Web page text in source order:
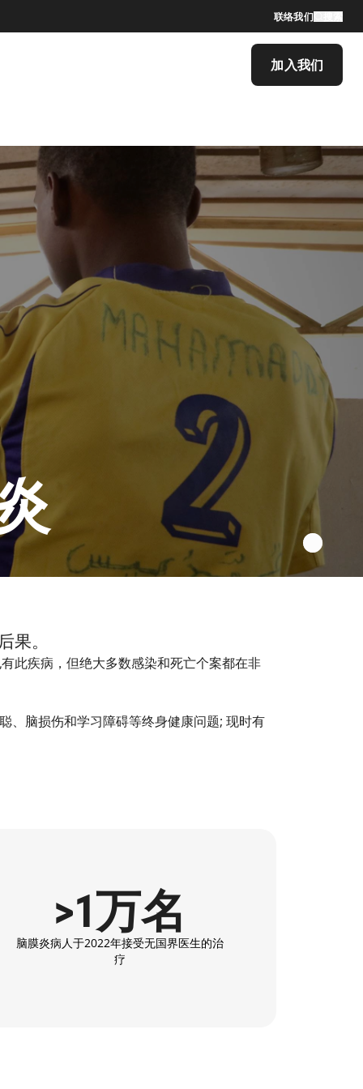
联络我们
加入我们
。
此疾病，但绝大多数感染和死亡个案都在非
、脑损伤和学习障碍等终身健康问题; 现时有
>1万名
脑膜炎病人于2022年接受无国界医生的治
疗